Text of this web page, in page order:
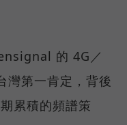
的 4G／
灣第一肯定，背後
累積的頻譜策